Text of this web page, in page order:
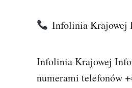
Infolinia Krajowej
Infolinia Krajowej
numerami telefonów